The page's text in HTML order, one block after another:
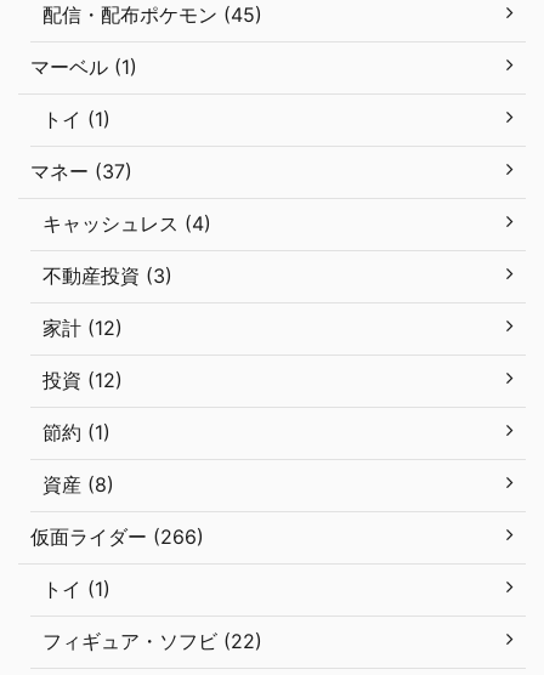
配信・配布ポケモン (45)
マーベル (1)
トイ (1)
マネー (37)
キャッシュレス (4)
不動産投資 (3)
家計 (12)
投資 (12)
節約 (1)
資産 (8)
仮面ライダー (266)
トイ (1)
フィギュア・ソフビ (22)